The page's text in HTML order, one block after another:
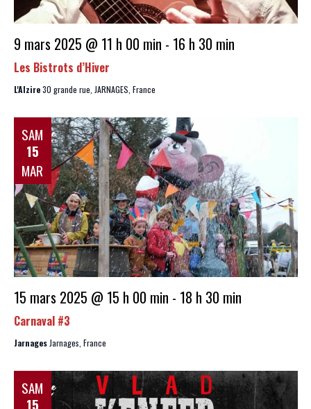
Les Bistrots d’Hiver
9 mars 2025 @ 11 h 00 min - 16 h 30 min
L'Alzire30 grande rue, JARNAGES, France
SAM
15
MAR
Carnaval #3
15 mars 2025 @ 15 h 00 min - 18 h 30 min
Jarnages Jarnages, France
SAM
15